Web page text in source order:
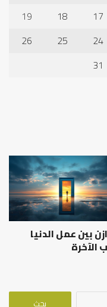
17
18
19
24
25
26
31
بين عمل الدنيا
الآخرة
البحث